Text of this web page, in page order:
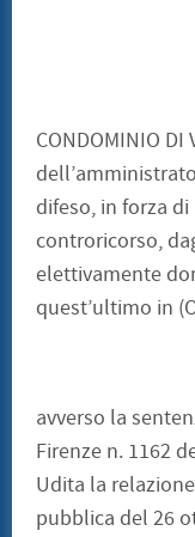
CONDOMINIO DI
difeso, in forza
controricorso,
elettivamente
quest’ultimo in
avverso la
Firenze n. 1162
Udita la
pubblica del 26